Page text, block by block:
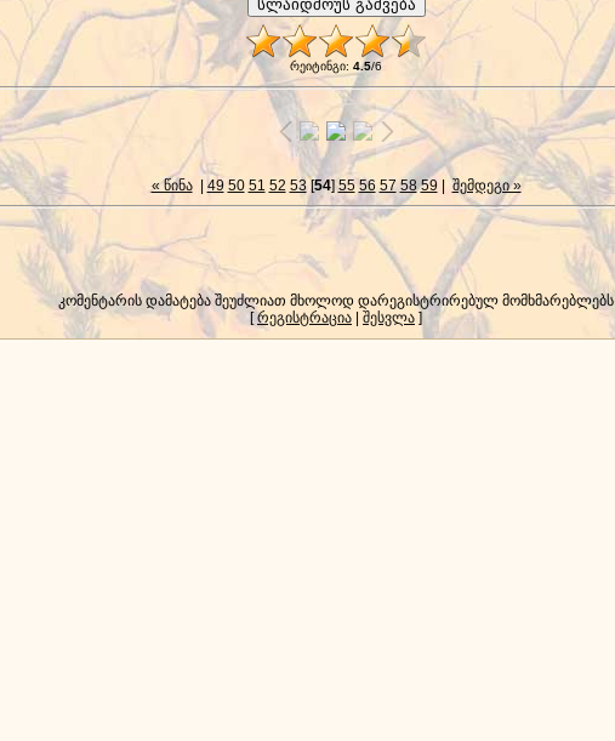
რეიტინგი: 4.5/6
« წინა| 49 50 51 52 53[54]55 56 57 58 59|შემდეგი »
კომენტარის დამატება შეუძლიათ მხოლოდ დარეგისტრირებულ მომხმარებლებს
[რეგისტრაცია შესვლა ]